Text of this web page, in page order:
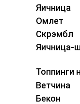
Яичница
Омлет
Скрэмбл
Яичница-
Ветчина
Бекон
Топпинги